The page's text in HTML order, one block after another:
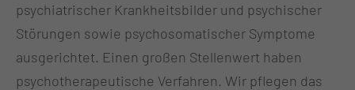
psychiatrischer Krankheitsbilder und psychischer
Störungen sowie psychosomatischer Symptome
ausgerichtet. Einen großen Stellenwert haben
psychotherapeutische Verfahren. Wir pflegen das